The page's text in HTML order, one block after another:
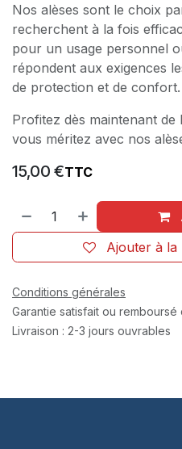
Nos alèses sont le choix
recherchent à la fois
pour un usage personnel
répondent aux exigences
de protection et de confort.
Profitez dès maintenant
vous méritez avec nos
15,00 €TTC
Ajouter à la
Conditions générales
Garantie satisfait ou remboursé
Livraison : 2-3 jours ouvrables